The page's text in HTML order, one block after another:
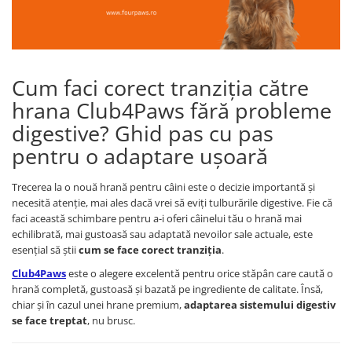
Cum faci corect tranziția către
hrana Club4Paws fără probleme
digestive? Ghid pas cu pas
pentru o adaptare ușoară
Trecerea la o nouă hrană pentru câini este o decizie importantă și
necesită atenție, mai ales dacă vrei să eviți tulburările digestive. Fie că
faci această schimbare pentru a-i oferi câinelui tău o hrană mai
echilibrată, mai gustoasă sau adaptată nevoilor sale actuale, este
esențial să știicum se face corect tranziția.
Club4Pawseste o alegere excelentă pentru orice stăpân care caută o
hrană completă, gustoasă și bazată pe ingrediente de calitate. Însă,
chiar și în cazul unei hrane premium,adaptarea sistemului digestiv
se face treptat, nu brusc.